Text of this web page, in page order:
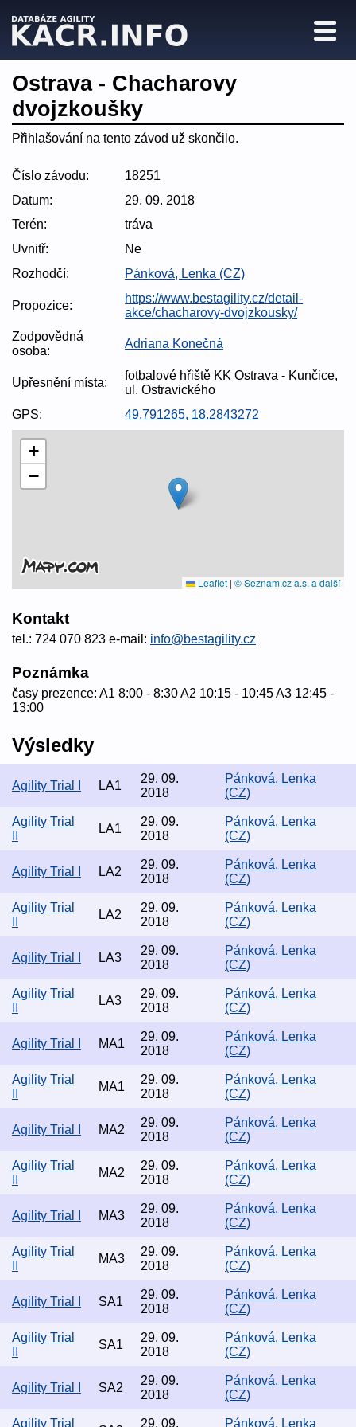
Ostrava - Chacharovy
dvojzkoušky
Přihlašování na tento závod už skončilo.
Číslo závodu:
18251
Datum:
29. 09. 2018
Terén:
tráva
Uvnitř:
Ne
Rozhodčí:
Pánková, Lenka (CZ)
Propozice:
https://www.bestagility.cz/detail-
akce/chacharovy-dvojzkousky/
Zodpovědná
osoba:
Adriana Konečná
Upřesnění místa:
fotbalové hřiště KK Ostrava - Kunčice,
ul. Ostravického
GPS:
49.791265, 18.2843272
+
−
Leaflet | © Seznam.cz a.s. a další
Kontakt
tel.: 724 070 823 e-mail: info@bestagility.cz
Poznámka
časy prezence: A1 8:00 - 8:30 A2 10:15 - 10:45 A3 12:45 -
13:00
Výsledky
Agility Trial I LA1
29. 09.
2018
Pánková, Lenka
(CZ)
Agility Trial
LA1
29. 09.
2018
Pánková, Lenka
(CZ)
Agility Trial I LA2
29. 09.
2018
Pánková, Lenka
(CZ)
Agility Trial
LA2
29. 09.
2018
Pánková, Lenka
(CZ)
Agility Trial I LA3
29. 09.
2018
Pánková, Lenka
(CZ)
Agility Trial
LA3
29. 09.
2018
Pánková, Lenka
(CZ)
Agility Trial I MA1
29. 09.
2018
Pánková, Lenka
(CZ)
Agility Trial
MA1
29. 09.
2018
Pánková, Lenka
(CZ)
Agility Trial I MA2
29. 09.
2018
Pánková, Lenka
(CZ)
Agility Trial
MA2
29. 09.
2018
Pánková, Lenka
(CZ)
Agility Trial I MA3
29. 09.
2018
Pánková, Lenka
(CZ)
Agility Trial
MA3
29. 09.
2018
Pánková, Lenka
(CZ)
Agility Trial I SA1
29. 09.
2018
Pánková, Lenka
(CZ)
Agility Trial
SA1
29. 09.
2018
Pánková, Lenka
(CZ)
Agility Trial I SA2
29. 09.
2018
Pánková, Lenka
(CZ)
Agility Trial 29. 09. Pánková, Lenka